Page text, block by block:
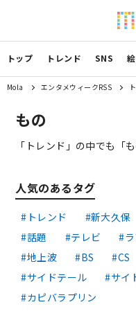
トップ トレンド SNS
Mola エンタメウィークRSS
もの
「トレンド」の中でも「
人気のあるタグ
トレンド 新大久保
話題
テレビ
地上波
BS CS
サイドテール
サイ
カピバラプリン